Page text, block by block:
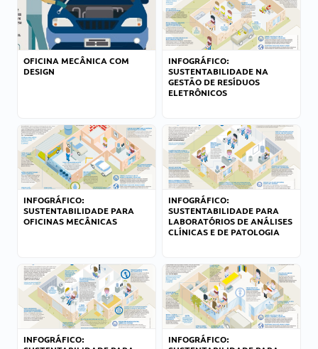
OFICINA MECÂNICA COM
DESIGN
INFOGRÁFICO:
SUSTENTABILIDADE NA
GESTÃO DE RESÍDUOS
ELETRÔNICOS
INFOGRÁFICO:
SUSTENTABILIDADE PARA
OFICINAS MECÂNICAS
INFOGRÁFICO:
SUSTENTABILIDADE PARA
LABORATÓRIOS DE ANÁLISES
CLÍNICAS E DE PATOLOGIA
INFOGRÁFICO:
INFOGRÁFICO: